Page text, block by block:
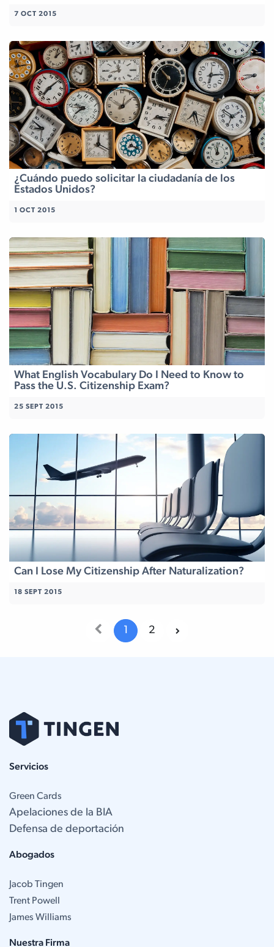
7 OCT 2015
¿Cuándo puedo solicitar la ciudadanía de los
Estados Unidos?
1 OCT 2015
What English Vocabulary Do I Need to Know to
Pass the U.S. Citizenship Exam?
25 SEPT 2015
Can I Lose My Citizenship After Naturalization?
18 SEPT 2015
1 2
Servicios
Green Cards
Apelaciones de la BIA
Defensa de deportación
Abogados
Jacob Tingen
Trent Powell
James Williams
Nuestra Firma